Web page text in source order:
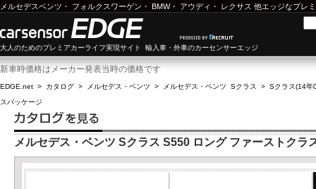
メルセデスベンツ ・ フォルクスワーゲン ・ BMW・ アウディ ・ レクサス 他エッジなプレ
大人のためのプレミアカーライフ実現サイト 輸入車・外車のカーセンサーエッジ
新車時価格はメーカー発表当時の価格です
EDGE.net > カタログ > メルセデス・ベンツ > メルセデス・ベンツ Sクラス > Sクラス(14年
スパッケージ
メルセデス・ベンツ Sクラス S550 ロング ファーストクラ